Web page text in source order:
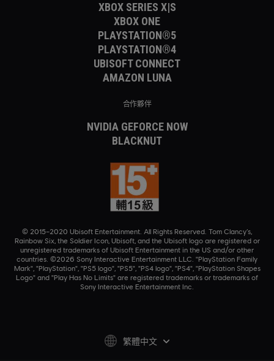
XBOX SERIES X|S
XBOX ONE
PLAYSTATION®5
PLAYSTATION®4
UBISOFT CONNECT
AMAZON LUNA
合作夥伴
NVIDIA GEFORCE NOW
BLACKNUT
© 2015–2020 Ubisoft Entertainment. All Rights Reserved. Tom Clancy’s,
Rainbow Six, the Soldier Icon, Ubisoft, and the Ubisoft logo are registered or
unregistered trademarks of Ubisoft Entertainment in the US and/or other
countries. ©2026 Sony Interactive Entertainment LLC. "PlayStation Family
Mark", "PlayStation", "PS5 logo", "PS5", "PS4 logo", "PS4", "PlayStation Shapes
Logo" and "Play Has No Limits" are registered trademarks or trademarks of
Sony Interactive Entertainment Inc.
繁體中文